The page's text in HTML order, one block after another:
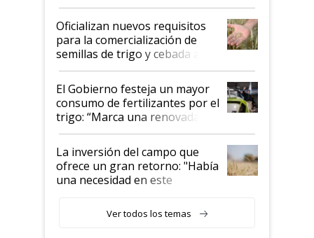
Oficializan nuevos requisitos
para la comercialización de
semillas de trigo y cebada a
granel
El Gobierno festeja un mayor
consumo de fertilizantes por el
trigo: “Marca una renovada
confianza de los productores”
La inversión del campo que
ofrece un gran retorno: "Había
una necesidad en este
Ver todos los temas